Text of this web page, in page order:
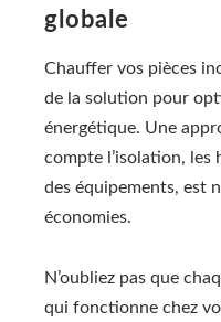
globale
Chauffer vos pièces
de la solution pour
énergétique. Une
compte l’isolation, les
des équipements, est
économies.
N’oubliez pas que
qui fonctionne chez